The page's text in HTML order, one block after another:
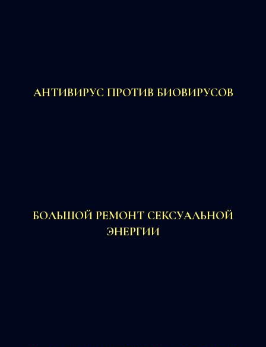
АНТИВИРУС ПРОТИВ БИОВИРУСОВ
БОЛЬШОЙ РЕМОНТ СЕКСУАЛЬНОЙ
ЭНЕРГИИ